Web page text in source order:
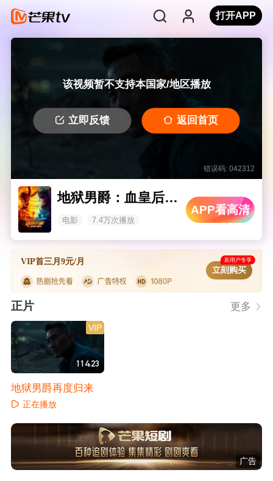
打开APP
该视频暂不支持本国家/地区播放
立即反馈 返回首页
错误码: 042312
地狱男爵：血皇后崛起 普通话版
电影 7.4万次播放
APP看高清
VIP首三月9元/月 新用户专享
立刻购买
正片 更多
114:23
VIP
地狱男爵再度归来
正在播放
广告